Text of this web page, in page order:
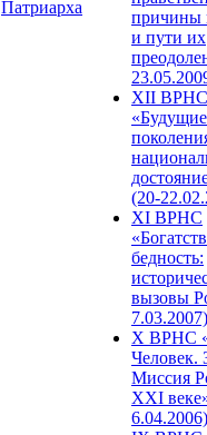
Патриарха
причины
и пути их
XII ВРНС
«Будущие
(20-
XI ВРНС
бедность:
вызовы
7.03.2007)
X ВРНС
Человек.
Миссия
XXI
6.04.2006)